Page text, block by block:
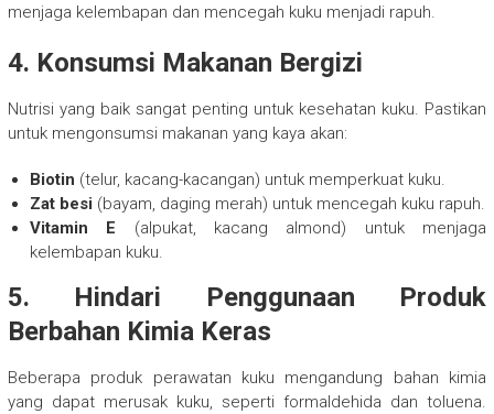
menjaga kelembapan dan mencegah kuku menjadi rapuh.
4. Konsumsi Makanan Bergizi
Nutrisi yang baik sangat penting untuk kesehatan kuku. Pastikan
untuk mengonsumsi makanan yang kaya akan:
Biotin (telur, kacang-kacangan) untuk memperkuat kuku.
Zat besi (bayam, daging merah) untuk mencegah kuku rapuh.
Vitamin E (alpukat, kacang almond) untuk menjaga
kelembapan kuku.
5. Hindari Penggunaan Produk
Berbahan Kimia Keras
Beberapa produk perawatan kuku mengandung bahan kimia
yang dapat merusak kuku, seperti formaldehida dan toluena.